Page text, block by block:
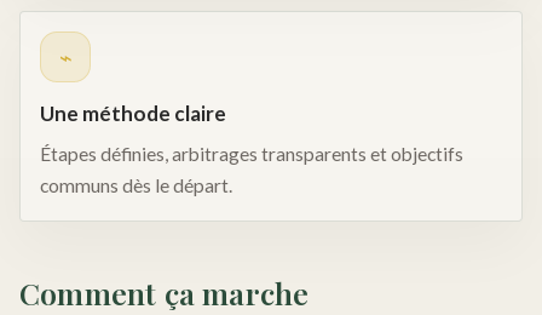
⌁
Une méthode claire
Étapes définies, arbitrages transparents et objectifs
communs dès le départ.
Comment ça marche